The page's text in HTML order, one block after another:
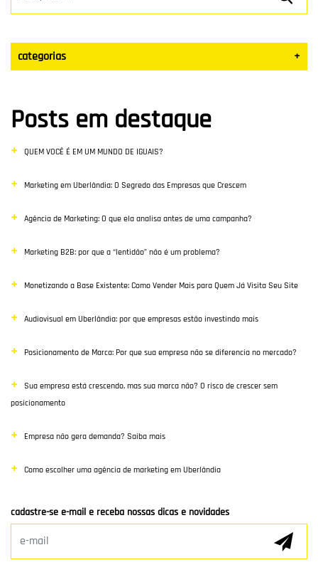
categorias +
Blog
Vendas
Destaque
Inbound Marketing
Desenvolvimento Web
Google Ads
E-commerce
Poisiconamento e Branding
SEO
Marketing Digital
Posts em destaque
QUEM VOCÊ É EM UM MUNDO DE IGUAIS?
Marketing em Uberlândia: O Segredo das Empresas que Crescem
Agência de Marketing: O que ela analisa antes de uma campanha?
Marketing B2B: por que a “lentidão” não é um problema?
Monetizando a Base Existente: Como Vender Mais para Quem Já Visita Seu Site
Audiovisual em Uberlândia: por que empresas estão investindo mais
Posicionamento de Marca: Por que sua empresa não se diferencia no mercado?
Sua empresa está crescendo, mas sua marca não? O risco de crescer sem
posicionamento
Empresa não gera demanda? Saiba mais
Como escolher uma agência de marketing em Uberlândia
cadastre-se e-mail e receba nossas dicas e novidades